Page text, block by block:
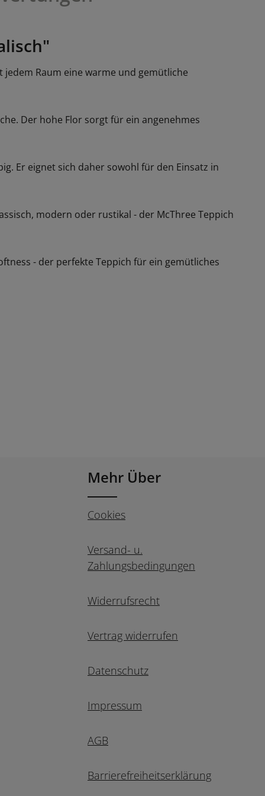
Raum eine warme und gemütliche
Der hohe Flor sorgt für ein angenehmes
Er eignet sich daher sowohl für den Einsatz in
modern oder rustikal - der McThree Teppich
- der perfekte Teppich für ein gemütliches
Mehr Über
Cookies
Versand- u.
Zahlungsbedingungen
Widerrufsrecht
Vertrag widerrufen
Datenschutz
Impressum
AGB
Barrierefreiheitserklärung